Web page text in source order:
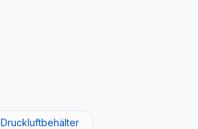
Druckluftbehälter